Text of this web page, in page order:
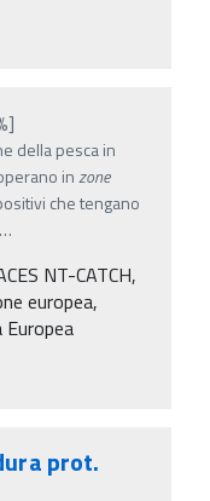
della pesca in
inzone
che tengano
…
NT-CATCH,
europea,
prot.